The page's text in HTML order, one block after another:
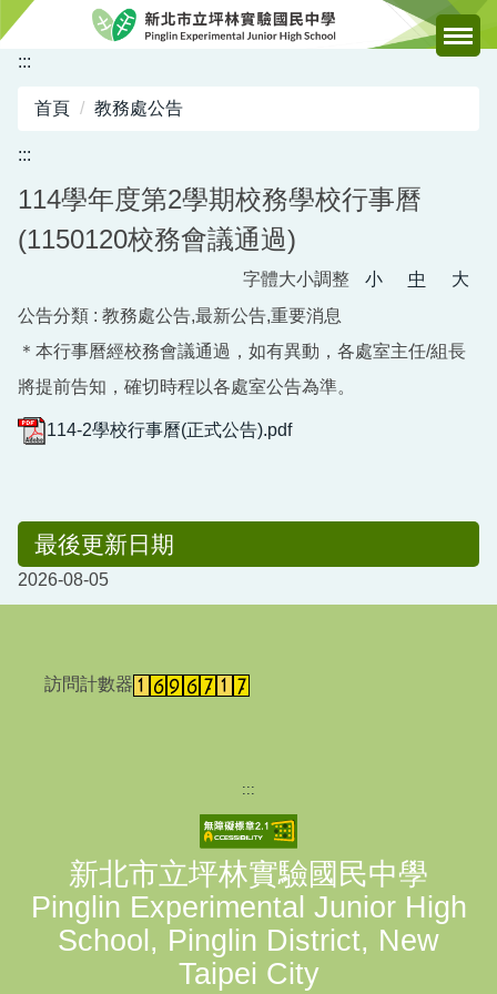
跳
主
容
:::
首頁 教務處公告
:::
114學年度第2學期校務學校行事曆
(1150120校務會議通過)
字體大小調整 小 中
大
公告分類 : 教務處公告,最新公告,重要消息
＊本行事曆經校務會議通過，如有異動，各處室主任/組長
將提前告知，確切時程以各處室公告為準。
114-2學校行事曆(正式公告).pdf
最後更新日期
2026-08-05
訪問計數器
:::
新北市立坪林實驗國民中學
Pinglin Experimental Junior High
School, Pinglin District, New
Taipei City